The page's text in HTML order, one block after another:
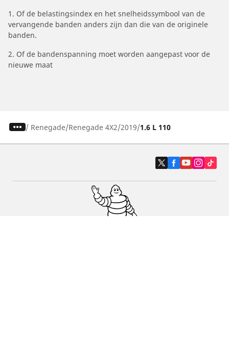
1. Of de belastingsindex en het snelheidssymbool van de
vervangende banden anders zijn dan die van de originele
banden.
2. Of de bandenspanning moet worden aangepast voor de
nieuwe maat
/ Renegade Renegade 4X2 2019 1.6 L 110